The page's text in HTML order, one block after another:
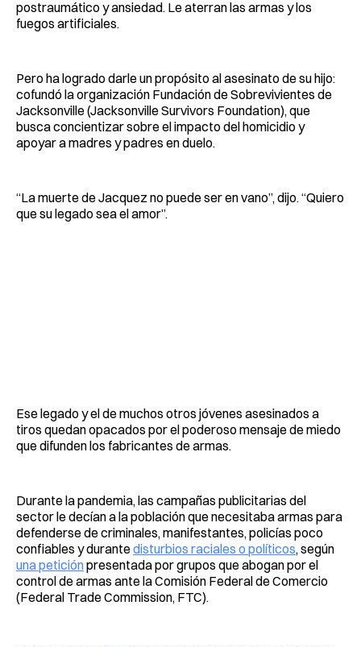
postraumático y ansiedad. Le aterran las armas y los
fuegos artificiales.
Pero ha logrado darle un propósito al asesinato de su hijo:
cofundó la organización Fundación de Sobrevivientes de
Jacksonville (Jacksonville Survivors Foundation), que
busca concientizar sobre el impacto del homicidio y
apoyar a madres y padres en duelo.
“La muerte de Jacquez no puede ser en vano”, dijo. “Quiero
que su legado sea el amor”.
Ese legado y el de muchos otros jóvenes asesinados a
tiros quedan opacados por el poderoso mensaje de miedo
que difunden los fabricantes de armas.
Durante la pandemia, las campañas publicitarias del
sector le decían a la población que necesitaba armas para
defenderse de criminales, manifestantes, policías poco
confiables y durantedisturbios raciales o políticos, según
una peticiónpresentada por grupos que abogan por el
control de armas ante la Comisión Federal de Comercio
(Federal Trade Commission, FTC).